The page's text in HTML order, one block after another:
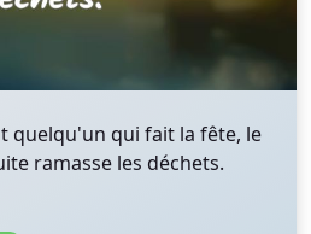
quelqu'un qui fait la fête, le
ramasse les déchets.